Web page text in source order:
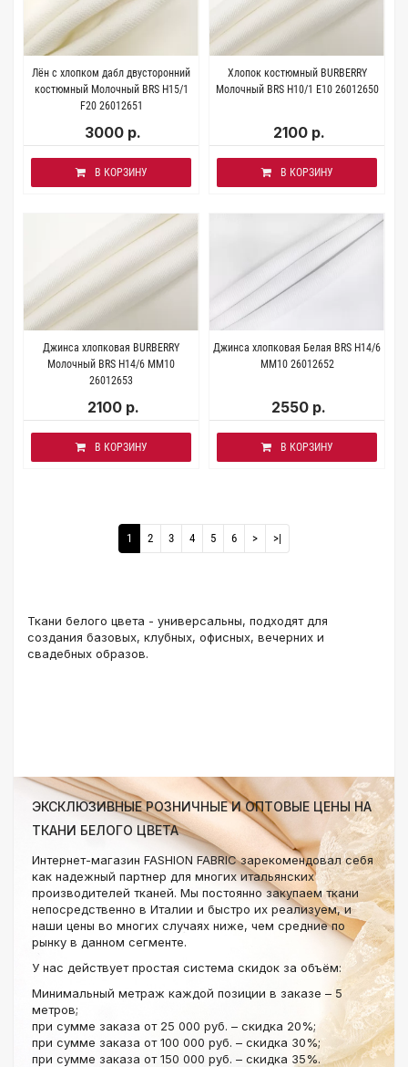
Лён с хлопком дабл двусторонний
костюмный Молочный BRS H15/1
F20 26012651
3000 р.
В КОРЗИНУ
Хлопок костюмный BURBERRY
Молочный BRS H10/1 E10 26012650
2100 р.
В КОРЗИНУ
Джинса хлопковая BURBERRY
Молочный BRS H14/6 ММ10
26012653
2100 р.
В КОРЗИНУ
Джинса хлопковая Белая BRS H14/6
MM10 26012652
2550 р.
В КОРЗИНУ
1 2 3 4 5 6 > >|
Ткани белого цвета - универсальны, подходят для
создания базовых, клубных, офисных, вечерних и
свадебных образов.
ЭКСКЛЮЗИВНЫЕ РОЗНИЧНЫЕ И ОПТОВЫЕ ЦЕНЫ НА
ТКАНИ БЕЛОГО ЦВЕТА
Интернет-магазин FASHION FABRIC зарекомендовал себя
как надежный партнер для многих итальянских
производителей тканей. Мы постоянно закупаем ткани
непосредственно в Италии и быстро их реализуем, и
наши цены во многих случаях ниже, чем средние по
рынку в данном сегменте.
У нас действует простая система скидок за объём:
Минимальный метраж каждой позиции в заказе – 5
метров;
при сумме заказа от 25 000 руб. – скидка 20%;
при сумме заказа от 100 000 руб. – скидка 30%;
при сумме заказа от 150 000 руб. – скидка 35%.